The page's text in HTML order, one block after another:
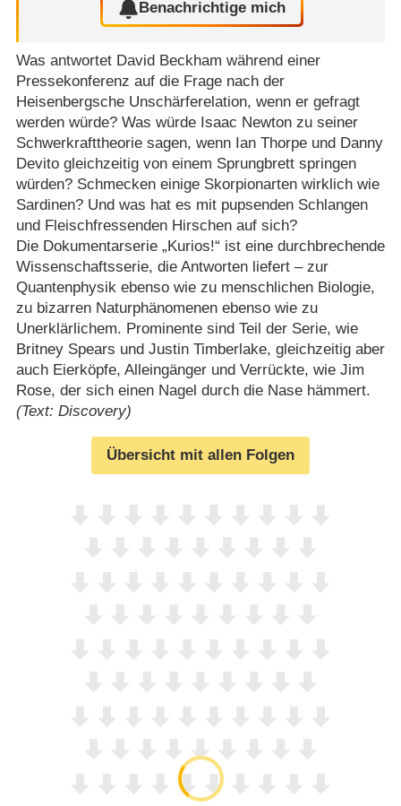
Benachrichtige mich
Was antwortet David Beckham während einer
Pressekonferenz auf die Frage nach der
Heisenbergsche Unschärferelation, wenn er gefragt
werden würde? Was würde Isaac Newton zu seiner
Schwerkrafttheorie sagen, wenn Ian Thorpe und Danny
Devito gleichzeitig von einem Sprungbrett springen
würden? Schmecken einige Skorpionarten wirklich wie
Sardinen? Und was hat es mit pupsenden Schlangen
und Fleischfressenden Hirschen auf sich?
Die Dokumentarserie „Kurios!“ ist eine durchbrechende
Wissenschaftsserie, die Antworten liefert – zur
Quantenphysik ebenso wie zu menschlichen Biologie,
zu bizarren Naturphänomenen ebenso wie zu
Unerklärlichem. Prominente sind Teil der Serie, wie
Britney Spears und Justin Timberlake, gleichzeitig aber
auch Eierköpfe, Alleingänger und Verrückte, wie Jim
Rose, der sich einen Nagel durch die Nase hämmert.
(Text: Discovery)
Übersicht mit allen Folgen